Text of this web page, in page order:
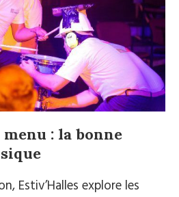
menu : la bonne
Estiv’Halles explore les